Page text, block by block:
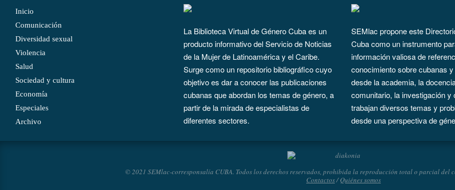
Inicio
Comunicación
Diversidad sexual
Violencia
Salud
Sociedad y cultura
Economía
Especiales
Archivo
La Biblioteca Virtual de Género Cuba es un
producto informativo del Servicio de Noticias
de la Mujer de Latinoamérica y el Caribe.
Surge como un repositorio bibliográfico cuyo
objetivo es dar a conocer las publicaciones
cubanas que abordan los temas de género, a
partir de la mirada de especialistas de
diferentes sectores.
SEMlac propone este
Cuba como un instrumento
información valiosa de
conocimiento sobre cubanas
desde la academia, la
comunitario, la investigación y
trabajan diversos temas y
desde una perspectiva de
© 2021 SEMlac-corresponsalía CUBA. Todos los derechos reservados, prohibida la reproducción total o parcial del
Contactos/Quiénes somos